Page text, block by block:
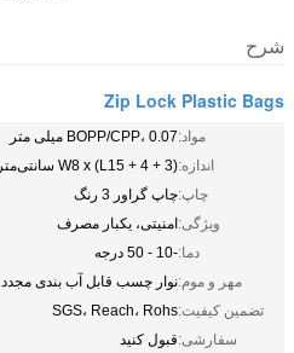
شرح
Zip Lock Plastic Bags
مواد:BOPP/CPP، 0.07 میلی متر
اندازه:W8 x (L15 + 4 + 3) سانتی‌متر
چاپ:چاپ گراور 3 رنگ
ویژگی:امنیتی، یکبار مصرف
دما:-10 - 50 درجه
مهر و موم:نوار چسب قابل آب بندی مجدد
تضمین کیفیت:SGS، Reach، Rohs
سفارشی:قبول کنید